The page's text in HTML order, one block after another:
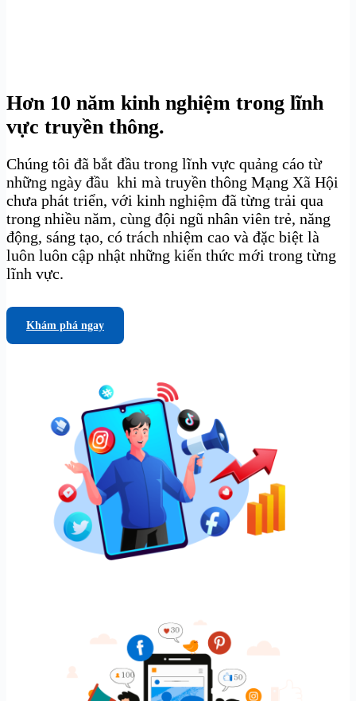
Hơn 10 năm kinh nghiệm trong lĩnh
vực truyền thông.
Chúng tôi đã bắt đầu trong lĩnh vực quảng cáo từ
những ngày đầu khi mà truyền thông Mạng Xã Hội
chưa phát triển, với kinh nghiệm đã từng trải qua
trong nhiều năm, cùng đội ngũ nhân viên trẻ, năng
động, sáng tạo, có trách nhiệm cao và đặc biệt là
luôn luôn cập nhật những kiến thức mới trong từng
lĩnh vực.
Khám phá ngay